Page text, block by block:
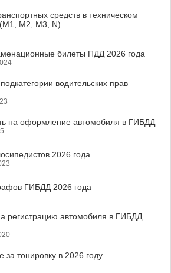
средств в техническом
M2, M3, N)
билеты ПДД 2026 года
водительских прав
на оформление автомобиля в ГИБДД
2026 года
ГИБДД 2026 года
регистрацию автомобиля в ГИБДД
за тонировку в 2026 году